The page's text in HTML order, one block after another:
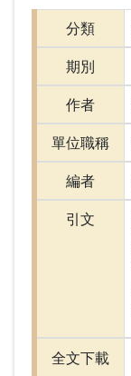
分類
期別
作者
單位職稱
編者
引文
全文下載